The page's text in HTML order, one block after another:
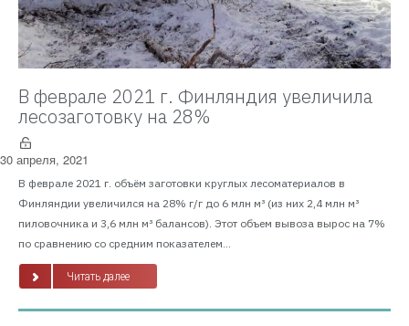
В феврале 2021 г. Финляндия увеличила
лесозаготовку на 28%
30 апреля, 2021
В феврале 2021 г. объём заготовки круглых лесоматериалов в
Финляндии увеличился на 28% г/г до 6 млн м³ (из них 2,4 млн м³
пиловочника и 3,6 млн м³ балансов). Этот объем вывоза вырос на 7%
по сравнению со средним показателем...
Читать далее